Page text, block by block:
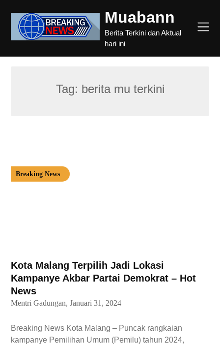
content
Muabann
Berita Terkini dan Aktual
hari ini
Tag: berita mu terkini
Breaking News
Kota Malang Terpilih Jadi Lokasi
Kampanye Akbar Partai Demokrat – Hot
News
Mentri Gadungan, Januari 31, 2024
Breaking News Kota Malang – Puncak rangkaian
kampanye Pemilihan Umum (Pemilu) tahun 2024,